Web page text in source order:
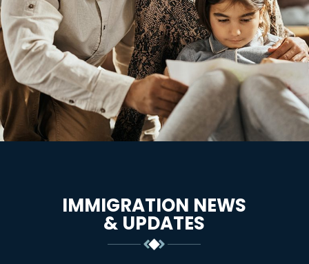
IMMIGRATION NEWS
& UPDATES